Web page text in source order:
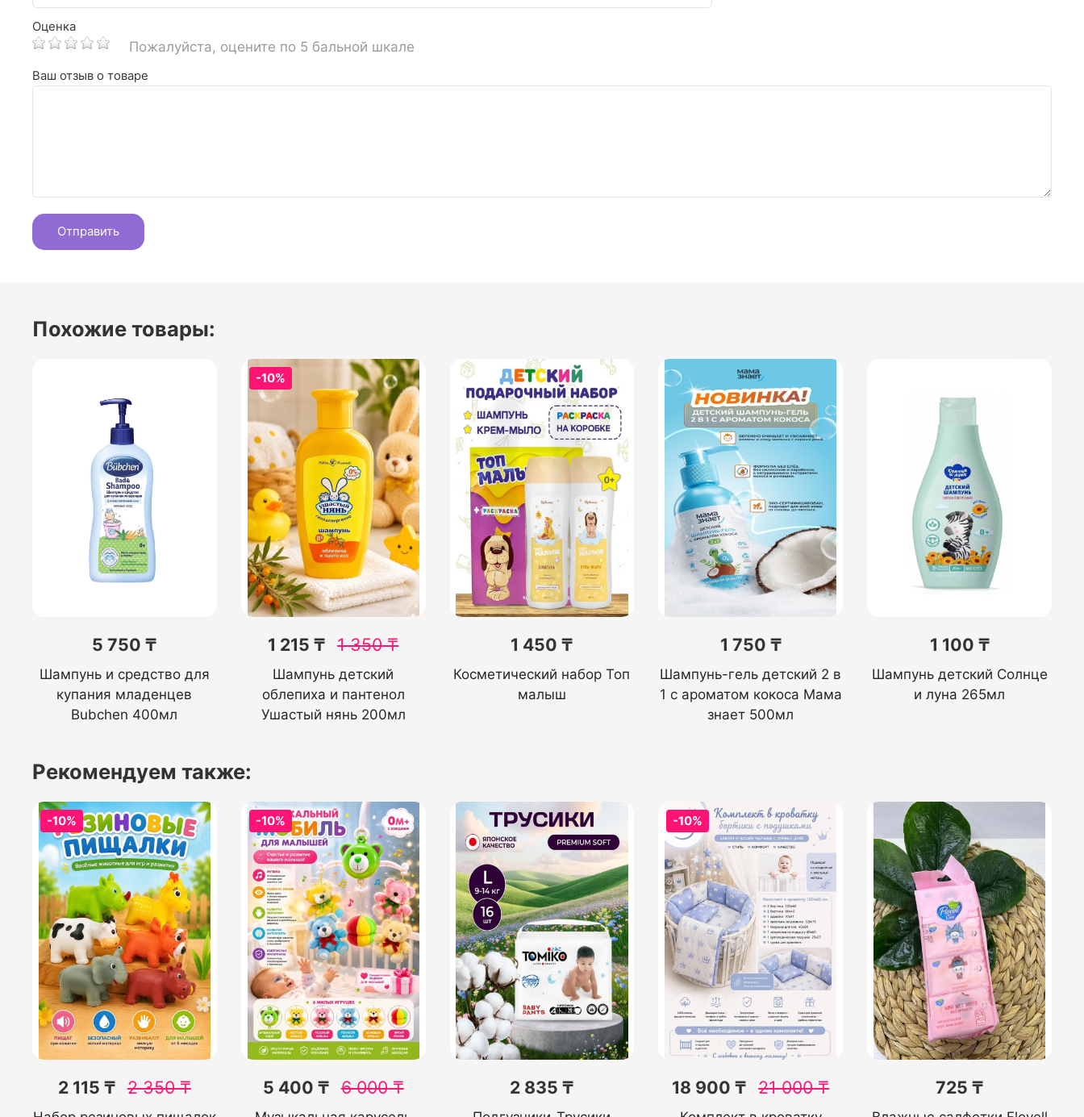
Оценка
Пожалуйста, оцените по 5 бальной шкале
Ваш отзыв о товаре
Похожие товары:
5 750 ₸
Шампунь и средство для
купания младенцев
Bubchen 400мл
-10%
1 215 ₸ 1 350₸
Шампунь детский
облепиха и пантенол
Ушастый нянь 200мл
1 450 ₸
Косметический набор Топ
малыш
1 750 ₸
Шампунь-гель детский 2 в
1 с ароматом кокоса Мама
знает 500мл
1 100 ₸
Шампунь детский Солнце
и луна 265мл
Рекомендуем также:
-10%
2 115 ₸ 2 350₸
-10%
5 400 ₸ 6 000₸ 2 835 ₸
-10%
18 900 ₸ 21 000₸ 725 ₸